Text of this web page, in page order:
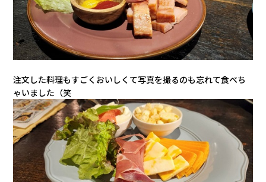
注文した料理もすごくおいしくて写真を撮るのも忘れて食べち
ゃいました（笑